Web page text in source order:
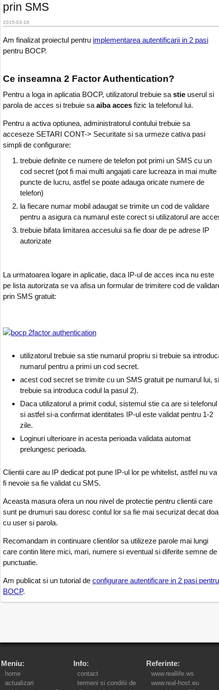
prin SMS
2015-03-18
Am finalizat proiectul pentru implementarea autentificarii in 2 pasi
pentru BOCP.
Ce inseamna 2 Factor Authentication?
Pentru a loga in aplicatia BOCP, utilizatorul trebuie sa stie userul si
parola de acces si trebuie sa aiba acces fizic la telefonul lui.
Pentru a activa optiunea, administratorul contului trebuie sa
acceseze SETARI CONT-> Securitate si sa urmeze cativa pasi
simpli de configurare:
trebuie definite ce numere de telefon pot primi un SMS cu un
cod secret (pot fi mai multi angajati care lucreaza in mai multe
puncte de lucru, astfel se poate adauga oricate numere de
telefon)
la fiecare numar mobil adaugat se trimite un cod de validare
pentru a asigura ca numarul este corect si utilizatorul are
trebuie bifata limitarea accesului sa fie doar de pe adrese IP
autorizate
La urmatoarea logare in aplicatie, daca IP-ul de acces inca nu este
pe lista autorizata se va afisa un formular de trimitere cod de
prin SMS gratuit:
utilizatorul trebuie sa stie numarul propriu si trebuie sa
numarul pentru a primi un cod secret.
acest cod secret se trimite cu un SMS gratuit pe numarul lui, si
trebuie sa introduca codul la pasul 2).
Daca utilizatorul a primit codul, sistemul stie ca are si telefonul
si astfel si-a confirmat identitates IP-ul este validat pentru 1-2
zile.
Loginuri ulterioare in acesta perioada validata automat
prelungesc perioada.
Clientii care au IP dedicat pot pune IP-ul lor pe whitelist, astfel nu va
fi nevoie sa fie validat cu SMS.
Aceasta masura ofera un nou nivel de protectie pentru clientii care
sunt pe drumuri sau doresc contul lor sa fie mai securizat decat
cu user si parola.
Recomandam in continuare clientilor sa utilizeze parole mai lungi
care contin litere mici, mari, numere si eventual si diferite semne de
punctuatie.
Am publicat si un tutorial de configurare autentificare in 2 pasi pentru
BOCP.
Meniu:
home
actualizari
Info:
contact
termeni si conditii de
Referinte:
www.reallife.ws
www.real-host.eu